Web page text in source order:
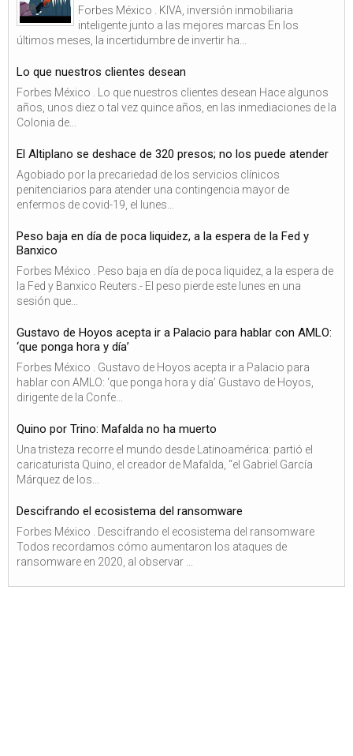
Forbes México . KIVA, inversión inmobiliaria
inteligente junto a las mejores marcas En los
últimos meses, la incertidumbre de invertir ha...
Lo que nuestros clientes desean
Forbes México . Lo que nuestros clientes desean Hace algunos
años, unos diez o tal vez quince años, en las inmediaciones de la
Colonia de...
El Altiplano se deshace de 320 presos; no los puede atender
Agobiado por la precariedad de los servicios clínicos
penitenciarios para atender una contingencia mayor de
enfermos de covid-19, el lunes...
Peso baja en día de poca liquidez, a la espera de la Fed y
Banxico
Forbes México . Peso baja en día de poca liquidez, a la espera de
la Fed y Banxico Reuters.- El peso pierde este lunes en una
sesión que...
Gustavo de Hoyos acepta ir a Palacio para hablar con AMLO:
‘que ponga hora y día’
Forbes México . Gustavo de Hoyos acepta ir a Palacio para
hablar con AMLO: ‘que ponga hora y día’ Gustavo de Hoyos,
dirigente de la Confe...
Quino por Trino: Mafalda no ha muerto
Una tristeza recorre el mundo desde Latinoamérica: partió el
caricaturista Quino, el creador de Mafalda, “el Gabriel García
Márquez de los...
Descifrando el ecosistema del ransomware
Forbes México . Descifrando el ecosistema del ransomware
Todos recordamos cómo aumentaron los ataques de
ransomware en 2020, al observar ...